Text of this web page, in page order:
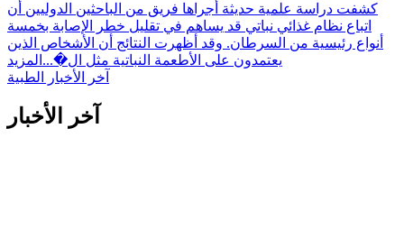
كشفت دراسة علمية حديثة أجراها فريق من الباحثين الدوليين أن
اتباع نظام غذائي نباتي قد يساهم في تقليل خطر الإصابة بخمسة
أنواع رئيسية من السرطان. وقد أظهرت النتائج أن الأشخاص الذين
يعتمدون على الأطعمة النباتية مثل ال�... المزيد
آخر الأخبار الطبية
آخر الأخبار